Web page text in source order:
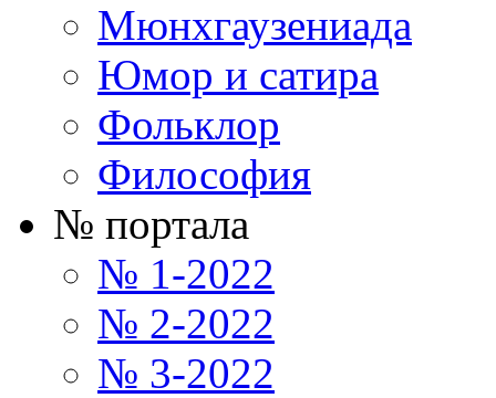
Мюнхгаузениада
Юмор и сатира
Фольклор
Философия
№ портала
№ 1-2022
№ 2-2022
№ 3-2022